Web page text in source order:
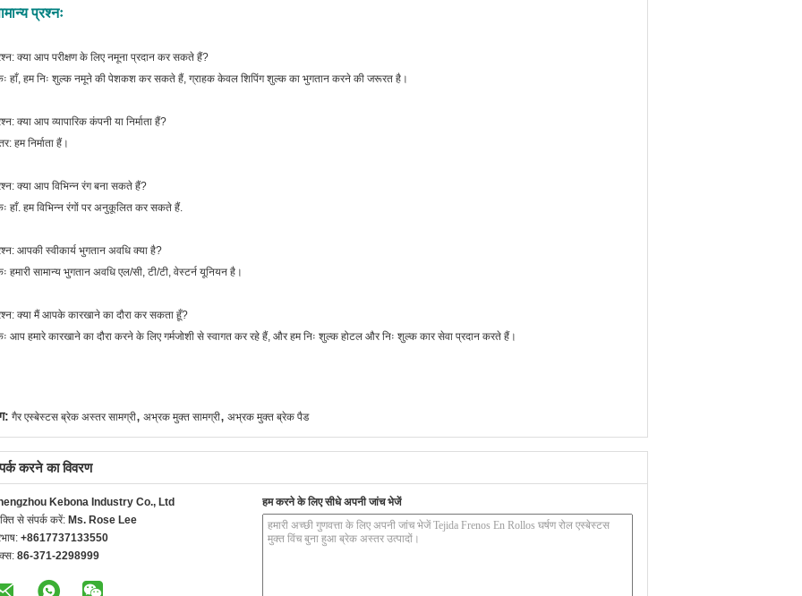
प्रश्नः
क्या आप परीक्षण के लिए नमूना प्रदान कर सकते हैं?
हाँ, हम निः शुल्क नमूने की पेशकश कर सकते हैं, ग्राहक केवल शिपिंग शुल्क का भुगतान करने की जरूरत है।
क्या आप व्यापारिक कंपनी या निर्माता हैं?
हम निर्माता हैं।
क्या आप विभिन्न रंग बना सकते हैं?
हाँ. हम विभिन्न रंगों पर अनुकूलित कर सकते हैं.
आपकी स्वीकार्य भुगतान अवधि क्या है?
हमारी सामान्य भुगतान अवधि एल/सी, टी/टी, वेस्टर्न यूनियन है।
क्या मैं आपके कारखाने का दौरा कर सकता हूँ?
आप हमारे कारखाने का दौरा करने के लिए गर्मजोशी से स्वागत कर रहे हैं, और हम निः शुल्क होटल और निः शुल्क कार सेवा प्रदान करते हैं।
गैर एस्बेस्टस ब्रेक अस्तर सामग्री, अभ्रक मुक्त सामग्री, अभ्रक मुक्त ब्रेक पैड
करने का विवरण
Kebona Industry Co., Ltd
से संपर्क करें: Ms. Rose Lee
+8617737133550
86-371-2298999
हम करने के लिए सीधे अपनी जांच भेजें